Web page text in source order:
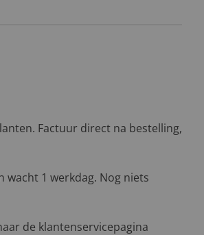
Factuur direct na bestelling,
wacht 1 werkdag. Nog niets
de klantenservicepagina